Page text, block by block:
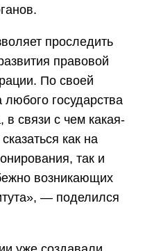
проследить
правовой
По своей
государства
в связи с чем какая-
как на
так и
возникающих
— поделился